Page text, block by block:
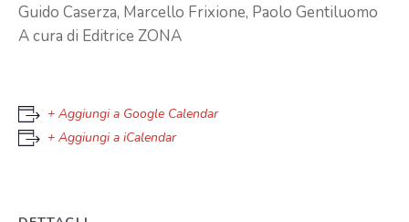
Guido Caserza, Marcello Frixione, Paolo Gentiluomo
A cura di Editrice ZONA
+ Aggiungi a Google Calendar
+ Aggiungi a iCalendar